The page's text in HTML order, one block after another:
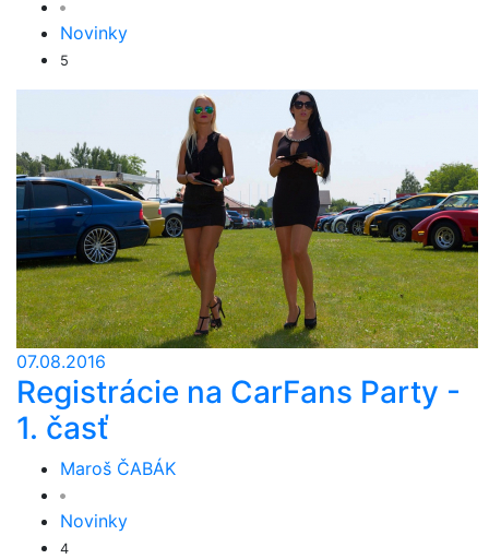
Novinky
5
07.08.2016
Registrácie na CarFans Party -
1. časť
Maroš ČABÁK
Novinky
4